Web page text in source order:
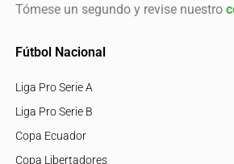
Tómese un segundo y revise nuestro
Fútbol Nacional
Liga Pro Serie A
Liga Pro Serie B
Copa Ecuador
Copa Libertadores